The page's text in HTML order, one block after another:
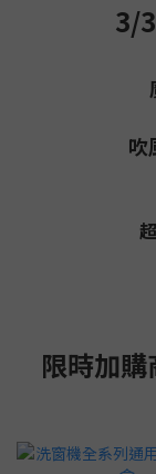
3/
吹
限時加